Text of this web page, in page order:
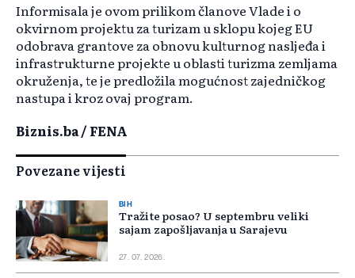
Informisala je ovom prilikom članove Vlade i o
okvirnom projektu za turizam u sklopu kojeg EU
odobrava grantove za obnovu kulturnog nasljeđa i
infrastrukturne projekte u oblasti turizma zemljama
okruženja, te je predložila mogućnost zajedničkog
nastupa i kroz ovaj program.
Biznis.ba / FENA
Povezane vijesti
BIH
Tražite posao? U septembru veliki
sajam zapošljavanja u Sarajevu
27. 07. 2026.